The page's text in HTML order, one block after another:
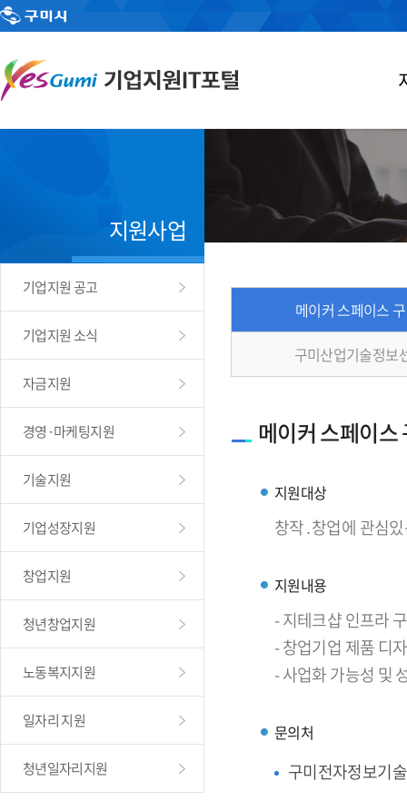
지원사업
기업지원 공고
기업지원 소식
자금지원
경영·마케팅지원
기술지원
기업성장지원
창업지원
청년창업지원
노동복지지원
일자리 지원
청년일자리지원
메이커 스페이스
구미산업기술정보
메이커 스페이
지원대상
창작․창업에 관심
지원내용
- 지테크샵 인프라
- 창업기업 제품 디
- 사업화 가능성 및
문의처
구미전자정보기